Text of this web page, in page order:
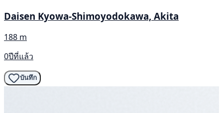
Daisen Kyowa-Shimoyodokawa, Akita
188 m
0ปีที่แล้ว
บันทึก